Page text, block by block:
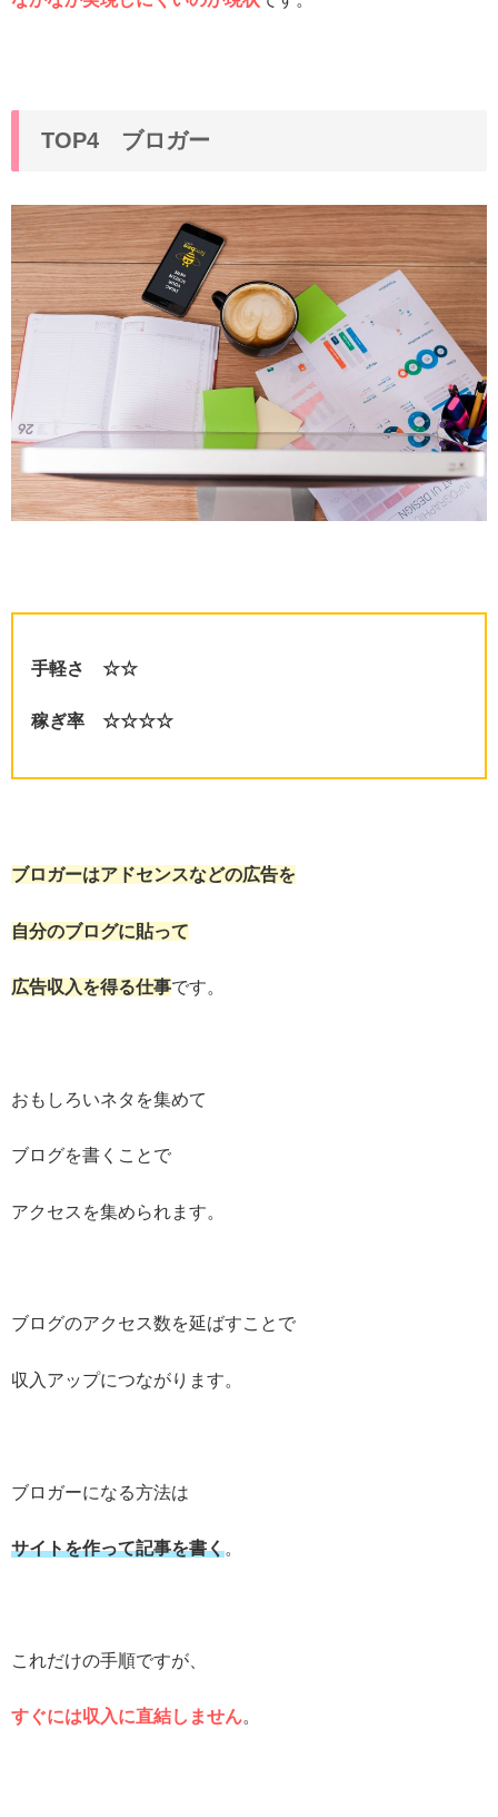
TOP4 ブロガー
手軽さ ☆☆
稼ぎ率 ☆☆☆☆
ブロガーはアドセンスなどの広告を
自分のブログに貼って
広告収入を得る仕事です。
おもしろいネタを集めて
ブログを書くことで
アクセスを集められます。
ブログのアクセス数を延ばすことで
収入アップにつながります。
ブロガーになる方法は
サイトを作って記事を書く。
これだけの手順ですが、
すぐには収入に直結しません。